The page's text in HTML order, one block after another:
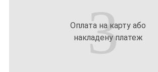
3
Оплата на карту або
накладену платеж